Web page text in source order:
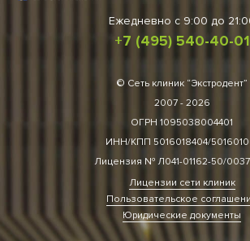
Ежедневно c 9:00 до
+7 (495) 540-40-01
© Сеть клиник “Экстродент”
2007 - 2026
ОГРН 1095038004401
ИНН/КПП 5016018404/
Лицензия № Л041-01162-50/
Лицензии сети клиник
Пользовательское
Юридические документы